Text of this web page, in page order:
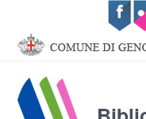
Salta al contenuto principale